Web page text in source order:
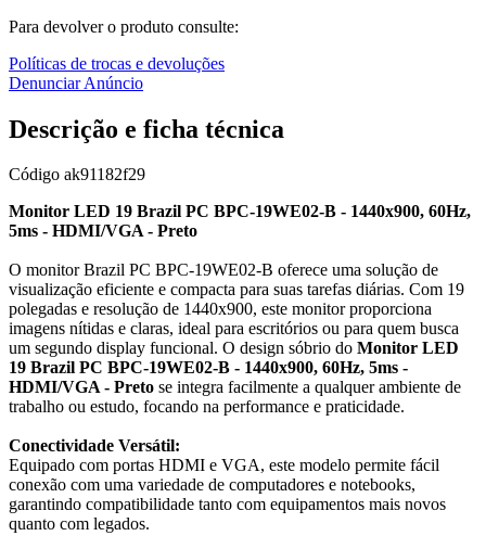
Para devolver o produto consulte:
Políticas de trocas e devoluções
Denunciar Anúncio
Descrição e ficha técnica
Código ak91182f29
Monitor LED 19 Brazil PC BPC-19WE02-B - 1440x900, 60Hz,
5ms - HDMI/VGA - Preto
O monitor Brazil PC BPC-19WE02-B oferece uma solução de
visualização eficiente e compacta para suas tarefas diárias. Com 19
polegadas e resolução de 1440x900, este monitor proporciona
imagens nítidas e claras, ideal para escritórios ou para quem busca
um segundo display funcional. O design sóbrio do Monitor LED
19 Brazil PC BPC-19WE02-B - 1440x900, 60Hz, 5ms -
HDMI/VGA - Preto se integra facilmente a qualquer ambiente de
trabalho ou estudo, focando na performance e praticidade.
Conectividade Versátil:
Equipado com portas HDMI e VGA, este modelo permite fácil
conexão com uma variedade de computadores e notebooks,
garantindo compatibilidade tanto com equipamentos mais novos
quanto com legados.